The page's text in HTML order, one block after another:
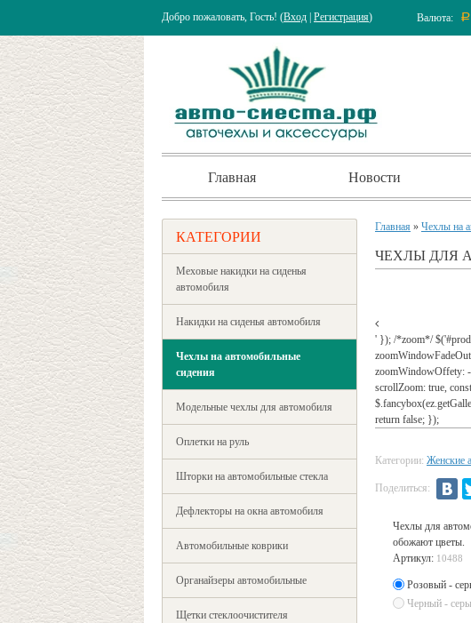
Добро пожаловать, Гость! (Вход Регистрация) Валюта: Р
Главная Новости
КАТЕГОРИИ
Меховые накидки на сиденья
автомобиля
Накидки на сиденья автомобиля
Чехлы на автомобильные
сидения
Модельные чехлы для автомобиля
Оплетки на руль
Шторки на автомобильные стекла
Дефлекторы на окна автомобиля
Автомобильные коврики
Органайзеры автомобильные
Щетки стеклоочистителя
Главная » Чехлы на
ЧЕХЛЫ ДЛЯ
' }); /*zoom*/
zoomWindowOffety:
scrollZoom: true,
return false; });
Категории: Женские
Поделиться:
Чехлы для
обожают цветы.
Артикул: 10488
Розовый -
Черный -